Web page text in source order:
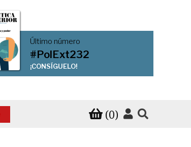
Último número
#PolExt232
¡CONSÍGUELO!
(0)